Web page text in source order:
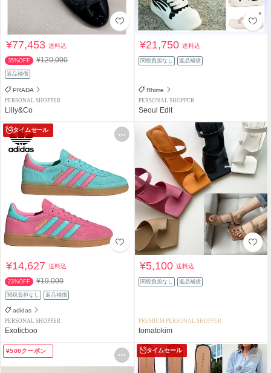
¥77,453送料込
35%OFF ¥120,000
返品補償
PRADA
PERSONAL SHOPPER
Lilly&Co
¥21,750送料込
関税負担なし 返品補償
Rhime
PERSONAL SHOPPER
Seoul Edit
タイムセール
¥14,627送料込
23%OFF ¥19,000
関税負担なし 返品補償
adidas
PERSONAL SHOPPER
Exoticboo
¥5,100送料込
関税負担なし 返品補償
PREMIUM PERSONAL SHOPPER
tomatokim
¥500クーポン タイムセール